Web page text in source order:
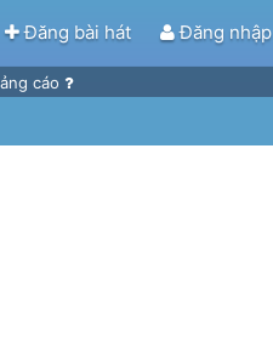
Đăng bài hát Đăng nhập
cáo